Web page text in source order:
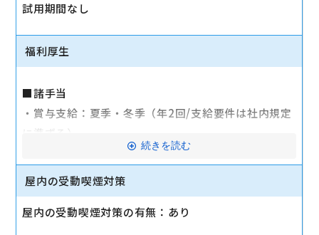
試用期間なし
福利厚生
■諸手当
・賞与支給：夏季・冬季（年2回/支給要件は社内規定
に準ずる）
・時間外手当あり（平均残業時間：10h/月）
・通勤手当支給（規定あり）
続きを読む
屋内の受動喫煙対策
屋内の受動喫煙対策の有無：あり